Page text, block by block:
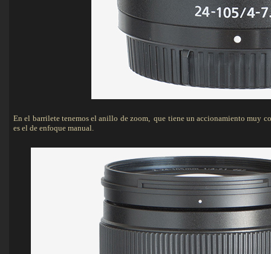
En el barrilete tenemos el anillo de zoom, que tiene un accionamiento muy
es el de enfoque manual.